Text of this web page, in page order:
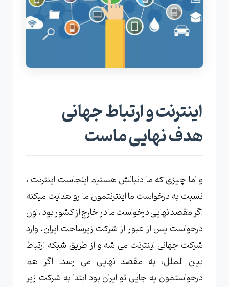
اینترنت و ارتباط جهانی
هدف نهایی ماست
و اما چیزی که ما دنبالش هستیم اینجاست اینترنت ،
نسبت به درخواست ما اینترنتمون ما رو هدایت میکنه
اگر مقصد نهایی درخواست ما در خارج از کشور بود ، اون
درخواست پس از عبور از شرکت زیرساخت ایران، وارد
شرکت جهانی اینترنت می شه و از طریق شبکه ارتباط
بین الملل، به مقصد نهایی می رسد. اگر هم
درخواستمون یه جایی تو ایران بود ابتدا به شرکت زیر